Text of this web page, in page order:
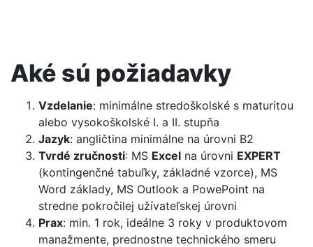
Aké sú požiadavky
Vzdelanie: minimálne stredoškolské s maturitou
alebo vysokoškolské I. a II. stupňa
Jazyk: angličtina minimálne na úrovni B2
Tvrdé zručnosti: MS Excel na úrovni EXPERT
(kontingenčné tabuľky, základné vzorce), MS
Word základy, MS Outlook a PowePoint na
stredne pokročilej užívateľskej úrovni
Prax: min. 1 rok, ideálne 3 roky v produktovom
manažmente, prednostne technického smeru